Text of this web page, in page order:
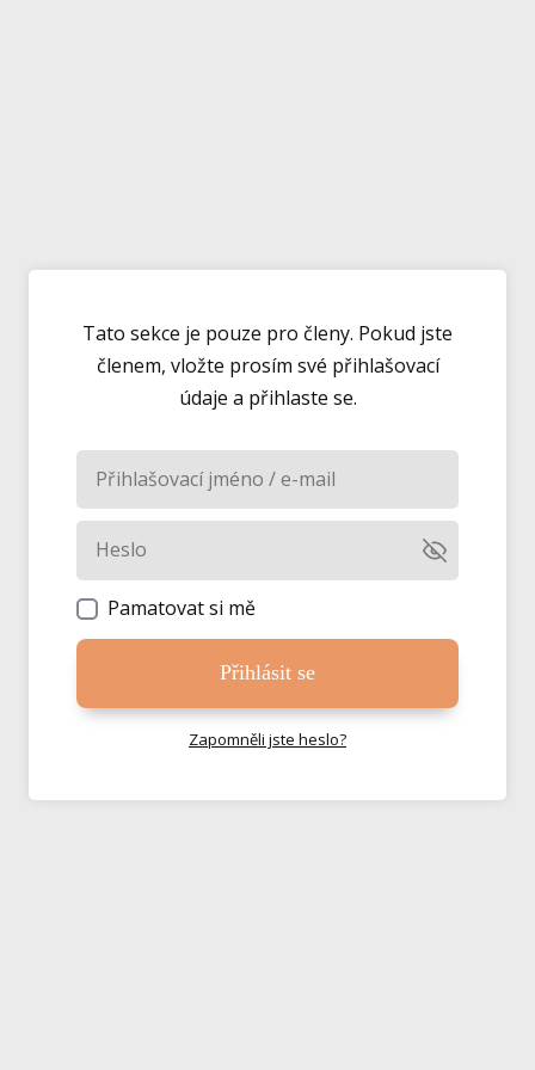
Tato sekce je pouze pro členy. Pokud jste
členem, vložte prosím své přihlašovací
údaje a přihlaste se.
Pamatovat si mě
Přihlásit se
Zapomněli jste heslo?